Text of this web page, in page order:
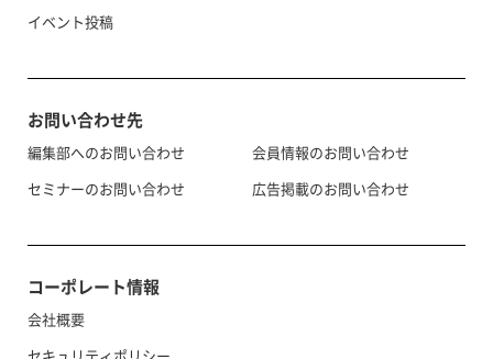
イベント投稿
お問い合わせ先
編集部へのお問い合わせ
セミナーのお問い合わせ
会員情報のお問い合わせ
広告掲載のお問い合わせ
コーポレート情報
会社概要
セキュリティポリシー